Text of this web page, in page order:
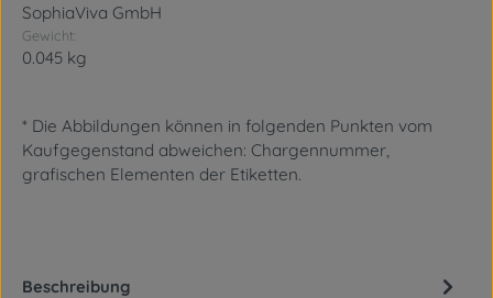
SophiaViva GmbH
Gewicht:
0.045 kg
* Die Abbildungen können in folgenden Punkten vom
Kaufgegenstand abweichen: Chargennummer,
grafischen Elementen der Etiketten.
Beschreibung